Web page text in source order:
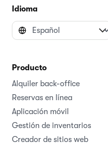
Idioma
Producto
Alquiler back-office
Reservas en línea
Aplicación móvil
Gestión de inventarios
Creador de sitios web